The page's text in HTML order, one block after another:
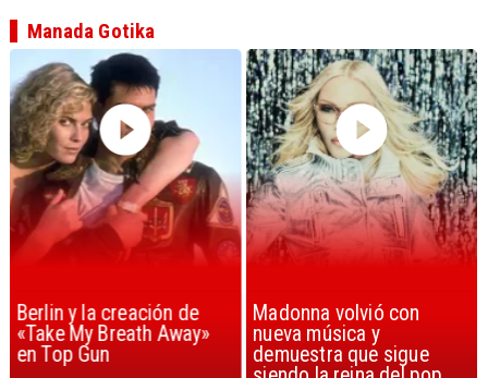
Berlin y la creación de
«Take My Breath Away»
en Top Gun
Madonna volvió con
nueva música y
demuestra que sigue
Manada Gotika